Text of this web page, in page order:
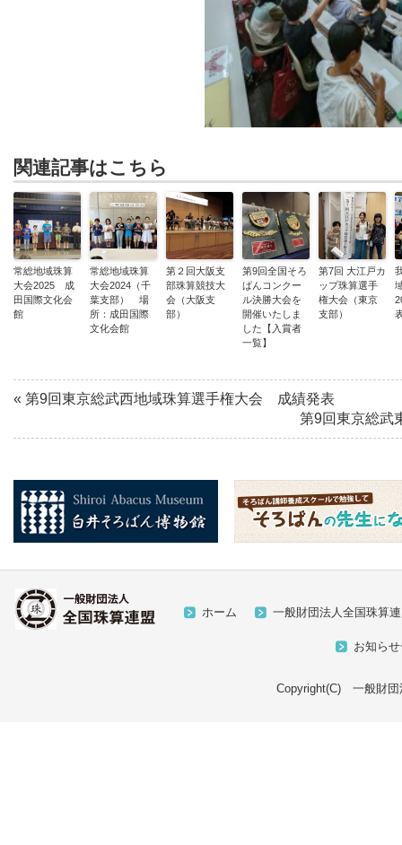
関連記事はこちら
常総地域珠算
大会2025 成
田国際文化会
館
常総地域珠算
大会2024（千
葉支部） 場
所：成田国際
文化会館
第２回大阪支
部珠算競技大
会（大阪支
部）
第9回全国そろ
ばんコンクー
ル決勝大会を
開催いたしま
した【入賞者
一覧】
第7回 大江戸カ
ップ珠算選手
権大会（東京
支部）
« 第9回東京総武西地域珠算選手権大会 成績発表
第9回東京総武
一般財団法人全国珠算
ホーム
お知ら
Copyright(C) 一般財団